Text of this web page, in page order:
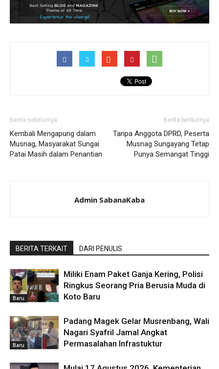
Berita sebelumya
Kembali Mengapung dalam
Musnag, Masyarakat Sungai
Patai Masih dalam Penantian
Berita berikutnya
Tanpa Anggota DPRD, Peserta
Musnag Sungayang Tetap
Punya Semangat Tinggi
Admin SabanaKaba
BERITA TERKAIT DARI PENULIS
Baru
Miliki Enam Paket Ganja Kering, Polisi
Ringkus Seorang Pria Berusia Muda di
Koto Baru
Baru
Padang Magek Gelar Musrenbang, Wali
Nagari Syafril Jamal Angkat
Permasalahan Infrastuktur